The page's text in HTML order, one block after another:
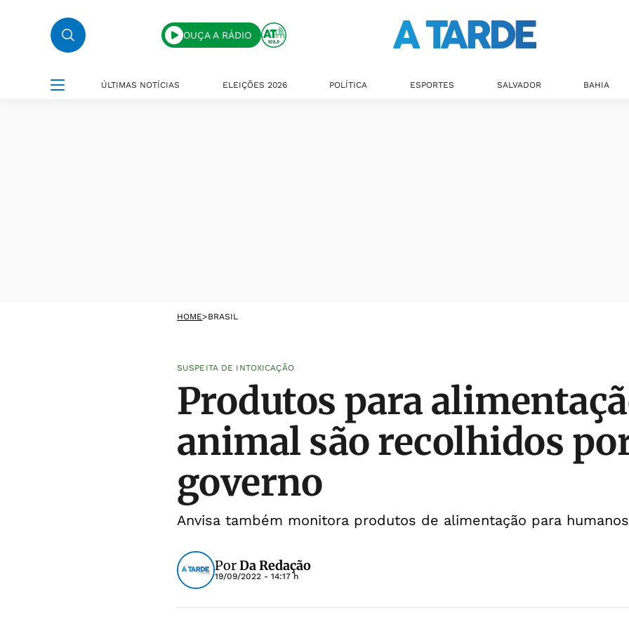
OUÇA A RÁDIO
ÚLTIMAS NOTÍCIAS ELEIÇÕES 2026 POLÍTICA ESPORTES SALVADOR BAHIA
HOME>BRASIL
SUSPEITA DE INTOXICAÇÃO
Produtos para
animal são recolhidos
governo
Anvisa também monitora produtos de alimentação para humanos
PorDa Redação
19/09/2022 - 14:17 h